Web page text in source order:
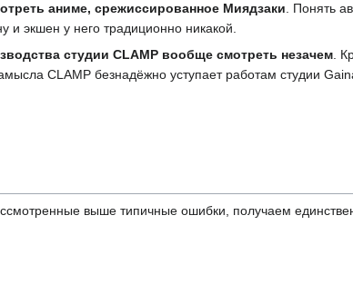
аниме, срежиссированное Миядзаки. Понять
и экшен у него традиционно никакой.
студии CLAMP вообще смотреть незачем.
CLAMP безнадёжно уступает работам студии
выше типичные ошибки, получаем